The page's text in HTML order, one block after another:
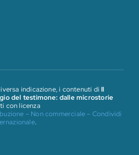
indicazione, i contenuti diIl
del testimone: dalle microstorie
con licenza
– Non commerciale – Condividi
.